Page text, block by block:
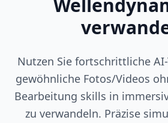
Nutzen Sie fortschrittliche
gewöhnliche Fotos/Videos
Bearbeitung skills in
zu verwandeln. Präzise